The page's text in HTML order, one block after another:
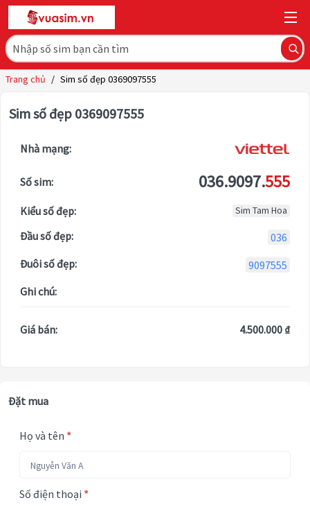
Trang chủ / Sim số đẹp 0369097555
Sim số đẹp 0369097555
Nhà mạng:
Số sim: 036.9097.555
Kiểu số đẹp: Sim Tam Hoa
Đầu số đẹp:
036
Đuôi số đẹp:
9097555
Ghi chú:
Giá bán: 4.500.000 ₫
Đặt mua
Họ và tên *
Số điện thoại *